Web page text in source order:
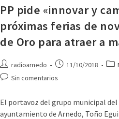
PP pide «innovar y
próximas ferias de
de Oro para atraer a
radioarnedo 11/10/2018
Sin comentarios
El portavoz del grupo municipal
ayuntamiento de Arnedo, Toño